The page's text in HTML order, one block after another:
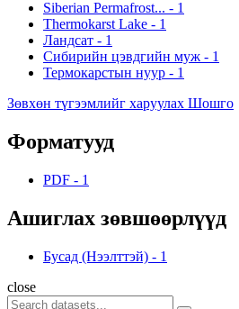
Siberian Permafrost... - 1
Thermokarst Lake - 1
Ландсат - 1
Сибирийн цэвдгийн муж - 1
Термокарстын нуур - 1
Зөвхөн түгээмлийг харуулах Шошго
Форматууд
PDF - 1
Ашиглах зөвшөөрлүүд
Бусад (Нээлттэй) - 1
close